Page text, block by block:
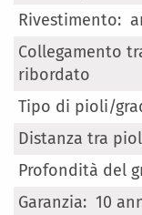
ribordato
10